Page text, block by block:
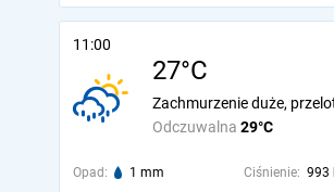
11:00
27°C
Odczuwalna 29°C
Zachmurzenie duże,
Opad: 1 mm Ciśnienie: 993